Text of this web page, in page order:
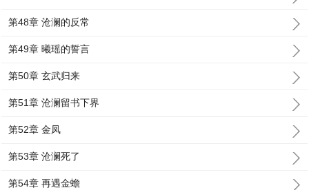
第48章 沧澜的反常
第49章 曦瑶的誓言
第50章 玄武归来
第51章 沧澜留书下界
第52章 金凤
第53章 沧澜死了
第54章 再遇金蟾